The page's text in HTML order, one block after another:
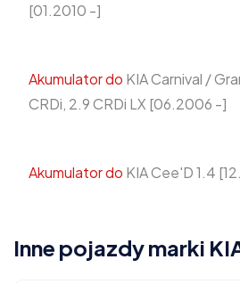
[01.2010 -]
Akumulator do KIA Carnival /
CRDi, 2.9 CRDi LX [06.2006 -]
Akumulator do KIA Cee'D 1.4
Inne pojazdy marki